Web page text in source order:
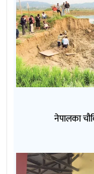
नेपालका